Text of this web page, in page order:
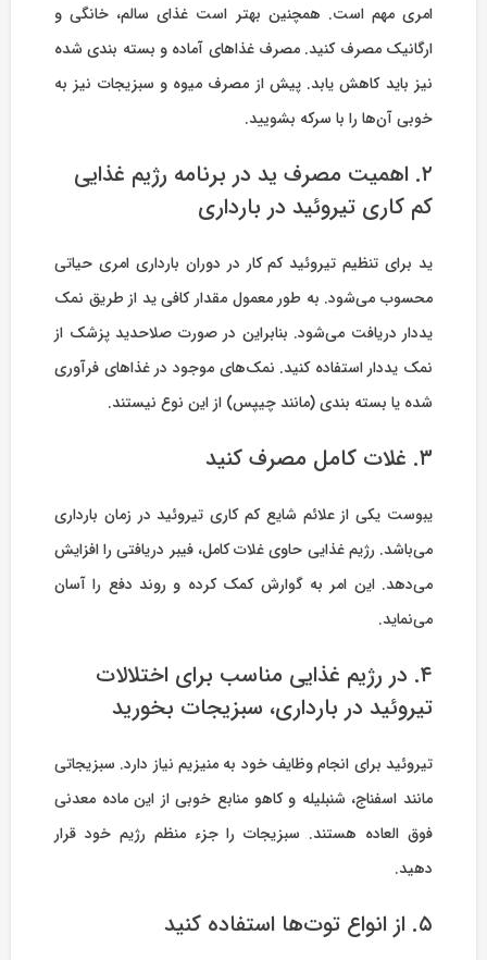
امری مهم است. همچنین بهتر است غذای سالم، خانگی و
ارگانیک مصرف کنید. مصرف غذاهای آماده و بسته بندی شده
نیز باید کاهش یابد. پیش از مصرف میوه‌ و سبزیجات نیز به
خوبی آن‌ها را با سرکه بشویید.
۲. اهمیت مصرف ید در برنامه رژیم غذایی
کم کاری تیروئید در بارداری
ید برای تنظیم تیروئید کم کار در دوران بارداری امری حیاتی
محسوب می‌شود. به طور معمول مقدار کافی ید از طریق نمک
یددار دریافت می‌شود. بنابراین در صورت صلاحدید پزشک از
نمک یددار استفاده کنید. نمک‌های موجود در غذاهای فرآوری
شده یا بسته بندی (مانند چیپس) از این نوع نیستند.
۳. غلات کامل مصرف کنید
یبوست یكی از علائم شایع کم کاری تیروئید در زمان بارداری
می‌باشد. رژیم غذایی حاوی غلات کامل، فیبر دریافتی را افزایش
می‌دهد. این امر به گوارش کمک کرده و روند دفع را آسان
می‌نماید.
۴. در رژیم غذایی مناسب برای اختلالات
تیروئید در بارداری، سبزیجات بخورید
تیروئید برای انجام وظایف خود به منیزیم نیاز دارد. سبزیجاتی
مانند اسفناج، شنبلیله و کاهو منابع خوبی از این ماده معدنی
فوق العاده هستند. سبزیجات را جزء منظم رژیم خود قرار
دهید.
۵. از انواع توت‌ها استفاده کنید